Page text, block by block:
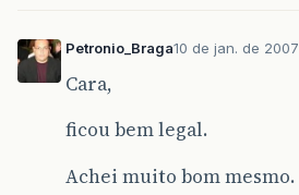
Petronio_Braga10 de jan. de 2007
Cara,
ficou bem legal.
Achei muito bom mesmo.